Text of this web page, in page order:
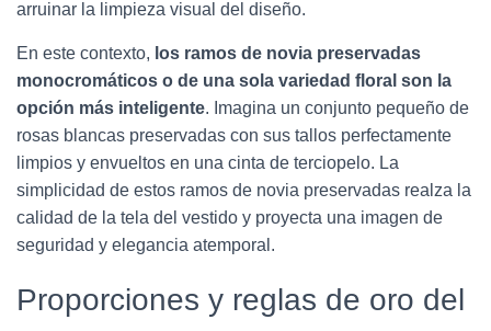
arruinar la limpieza visual del diseño.
En este contexto, los ramos de novia preservadas
monocromáticos o de una sola variedad floral son la
opción más inteligente. Imagina un conjunto pequeño de
rosas blancas preservadas con sus tallos perfectamente
limpios y envueltos en una cinta de terciopelo. La
simplicidad de estos ramos de novia preservadas realza la
calidad de la tela del vestido y proyecta una imagen de
seguridad y elegancia atemporal.
Proporciones y reglas de oro del